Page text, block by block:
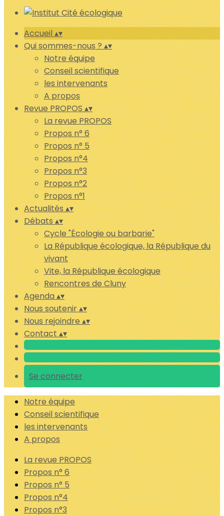
Accueil ▴▾
Qui sommes-nous ?▴▾
Notre équipe
Conseil scientifique
les intervenants
A propos
Revue PROPOS▴▾
La revue PROPOS
Propos n° 6
Propos n° 5
Propos n°4
Propos n°3
Propos n°2
Propos n°1
Actualités▴▾
Débats▴▾
Cycle "Écologie ou barbarie"
La République écologique, la République du
vivant
Vite, la République écologique
Rencontres de Cluny
Agenda▴▾
Nous soutenir▴▾
Nous rejoindre▴▾
Contact▴▾
Se connecter
Notre équipe
Conseil scientifique
les intervenants
A propos
La revue PROPOS
Propos n° 6
Propos n° 5
Propos n°4
Propos n°3